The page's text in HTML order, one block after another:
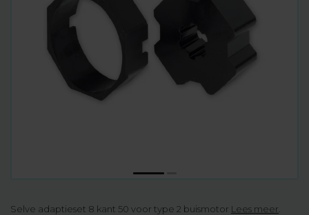
Selve adaptieset 8 kant 50 voor type 2 buismotor Lees meer